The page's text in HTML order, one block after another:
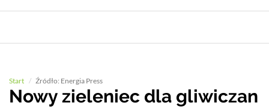
Start Źródło: Energia Press
Nowy zieleniec dla gliwiczan